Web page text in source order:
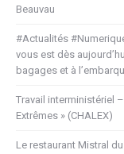
Beauvau
#Actualités
vous est dès
bagages et à
Travail interministériel
Extrêmes » (CHALEX)
Le restaurant Mistral